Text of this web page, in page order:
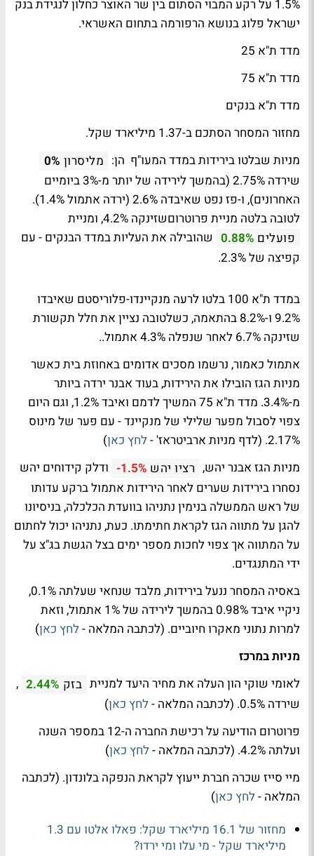
1.5% על רקע המבוי הסתום בין שר האוצר כחלון לנגידת בנק
ישראל פלוג בנושא הרפורמה בתחום האשראי.
מדד ת"א 25
מדד ת"א 75
מדד ת"א בנקים
מחזור המסחר הסתכם ב-1.37 מיליארד שקל.
מניות שבלטו בירידות במדד המעו"ף הן: מליסרון 0%
שירדה 2.75% (בהמשך לירידה של יותר מ-3% ביומיים
האחרונים), ו-פז נפט שאיבדה 2.6% (ירדה אתמול 1.4%).
לטובה בלטה מניית פרוטרוםשזינקה 4.2%, ומניית
פועלים 0.88% שהובילה את העליות במדד הבנקים - עם
קפיצה של 2.3%.
במדד ת"א 100 בלטו לרעה מנקיינדו-פלוריסטם שאיבדו
9.2% ו-8.2% בהתאמה, כשלטובה נציין את חלל תקשורת
שזינקה 6.7% לאחר שנפלה 4.3% אתמול..
אתמול כאמור, נרשמו מסכים אדומים באחוזת בית כאשר
מניות הגז הובילו את הירידות, בעוד אבנר ירדה ביותר
מ-3.4%. מדד ת"א 75 המשיך לדמם ואיבד 1.2%, וגם היום
צפוי לסבול מפער שלילי של מנקיינד - עם פער של מינוס
2.17%. (לדף מניות ארביטראז' -
לחץ כאן)
מניות הגז אבנר יהש, רציו יהש -1.5% ודלק קידוחים יהש
נסחרו בירידות שערים לאחר הירידות אתמול ברקע עדותו
של ראש הממשלה בנימין נתניהו בוועדת הכלכלה, בניסיונו
להגן על מתווה הגז לקראת חתימתו. כעת, נתניהו יכול לחתום
על המתווה אך צפוי לחכות מספר ימים בצל הגשת בג"צ על
ידי המתנגדים.
באסיה המסחר ננעל בירידות, מלבד שנחאי שעלתה 0.1%,
ניקיי איבד 0.98% בהמשך לירידה של 1% אתמול, וזאת
למרות נתוני מאקרו חיוביים. (לכתבה המלאה - לחץ כאן)
מניות במרכז
לאומי שוקי הון העלה את מחיר היעד למניית בזק 2.44%
,
שירדה 0.5%. (לכתבה המלאה -
לחץ כאן)
פרוטרום הודיעה על רכישת החברה ה-12 במספר השנה
ועלתה 4.2%. (לכתבה המלאה -
לחץ כאן)
מיי סייז שכרה חברת ייעוץ לקראת הנפקה בלונדון. (לכתבה
המלאה - לחץ כאן)
מחזור של 16.1 מיליארד שקל: פאלו אלטו עם 1.3
מיליארד שקל - מי עלו ומי ירדו?